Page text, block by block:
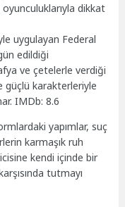
dikkat
uygulayan Federal
edildiği
ve çetelerle verdiği
güçlü karakterleriyle
IMDb: 8.6
yapımlar, suç
karmaşık ruh
kendi içinde bir
tutmayı